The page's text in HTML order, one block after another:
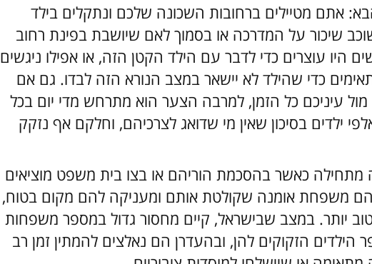
אתם מטיילים ברחובות השכונה שלכם ונתקלים בילד
שיכור על המדרכה או בסמוך לאם שיושבת בפינת רחוב
היו עוצרים כדי לדבר עם הילד הקטן הזה, או אפילו ניגשים
כדי שהילד לא יישאר במצב הנורא הזה לבדו. גם אם
עיניכם כל הזמן, למרבה הצער הוא מתרחש מדי יום בכל
ילדים בסיכון שאין מי שדואג לצרכיהם, וחלקם אף נזקק
מתחילה כאשר בהסכמת הוריהם או בצו בית משפט מוציאים
משפחת אומנה שקולטת אותם ומעניקה להם מקום בטוח,
טוב יותר. במצב שבישראל, קיים מחסור גדול במספר משפחות
הילדים הזקוקים להן, ובהעדרן הם נאלצים להמתין זמן רב